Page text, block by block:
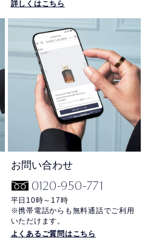
詳しくはこちら
お問い合わせ
0120-950-771
平日10時～17時
※携帯電話からも無料通話でご利用
いただけます。
よくあるご質問はこちら